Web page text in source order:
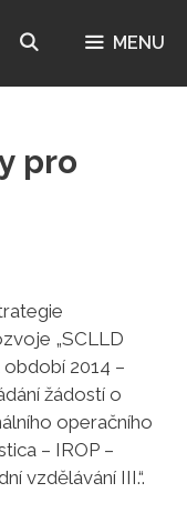
MENU
pro
„SCLLD
období 2014 –
žádostí o
operačního
– IROP –
vzdělávání III.“.